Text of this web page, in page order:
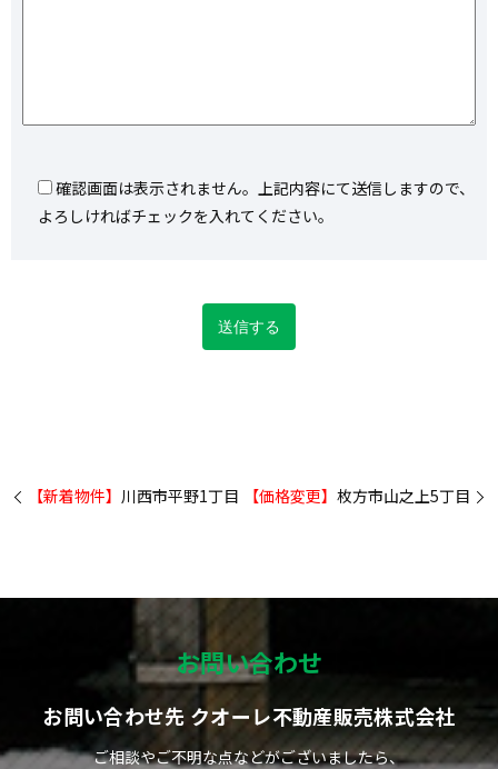
確認画面は表示されません。上記内容にて送信しますので、
よろしければチェックを入れてください。
【新着物件】 川西市平野1丁目 【価格変更】 枚方市山之上5丁目
お問い合わせ
お問い合わせ先 クオーレ不動産販売株式会社
ご相談やご不明な点などがございましたら、